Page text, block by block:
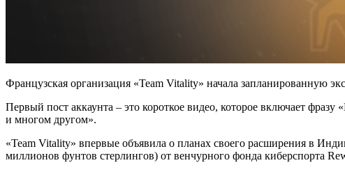
Французская организация «Team Vitality» начала запланированную
Первый пост аккаунта – это короткое видео, которое включает
и многом другом».
«Team Vitality» впервые объявила о планах своего расширения в
миллионов фунтов стерлингов) от венчурного фонда киберспорта